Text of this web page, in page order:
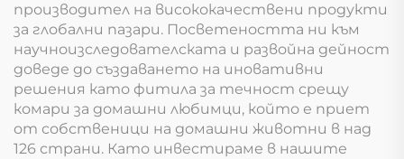
производител на висококачествени продукти
за глобални пазари. Посветеността ни към
научноизследователската и развойна дейност
доведе до създаването на иновативни
решения като фитила за течност срещу
комари за домашни любимци, който е приет
от собственици на домашни животни в над
126 страни. Като инвестираме в нашите